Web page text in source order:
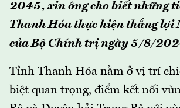
2045, xin ông cho biết những
Thanh Hóa thực hiện thắng lợi
của Bộ Chính trị ngày 5/8/
Tỉnh Thanh Hóa nằm ở vị trí
biệt quan trọng, điểm kết nối